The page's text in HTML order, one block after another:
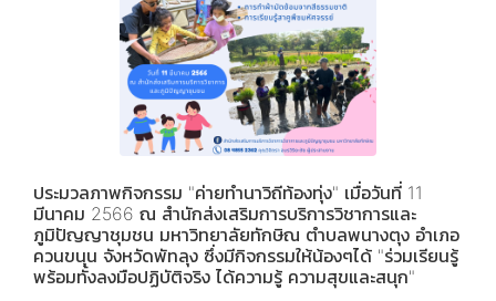
ประมวลภาพกิจกรรม "ค่ายทำนาวิถีท้องทุ่ง" เมื่อวันที่ 11
มีนาคม 2566 ณ สำนักส่งเสริมการบริการวิชาการและ
ภูมิปัญญาชุมชน มหาวิทยาลัยทักษิณ ตำบลพนางตุง อำเภอ
ควนขนุน จังหวัดพัทลุง ซึ่งมีกิจกรรมให้น้องๆได้ "ร่วมเรียนรู้
พร้อมทั้งลงมือปฏิบัติจริง ได้ความรู้ ความสุขและสนุก"